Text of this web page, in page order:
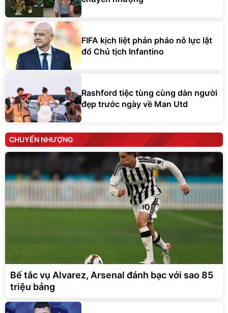
FIFA kịch liệt phản pháo nỗ lực lật
đổ Chủ tịch Infantino
Rashford tiệc tùng cùng dàn người
đẹp trước ngày về Man Utd
CHUYỂN NHƯỢNG
Bế tắc vụ Alvarez, Arsenal đánh bạc với sao 85
triệu bảng